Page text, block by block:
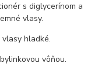
s diglycerínom a
vlasy.
hladké.
vôňou.